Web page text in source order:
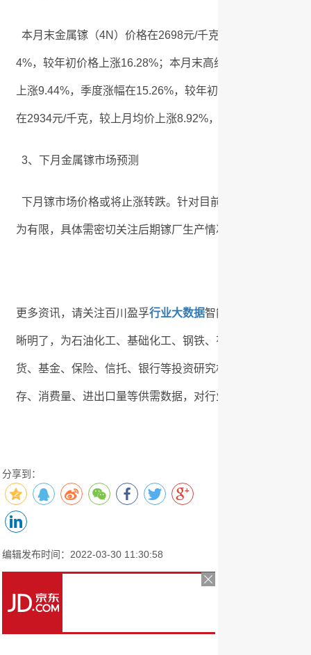
本月末金属镓（4N）价格在2698元/千克，月均价在2634
4%，较年初价格上涨16.28%；本月末高纯镓（6N）价格
上涨9.44%，季度涨幅在15.26%，较年初价格上涨15.29%
在2934元/千克，较上月均价上涨8.92%，季度涨幅在
3、下月金属镓市场预测
下月镓市场价格或将止涨转跌。针对目前镓锭高位，下游
为有限，具体需密切关注后期镓厂生产情况，预计下月日
更多资讯，请关注百川盈孚行业大数据智能分析系统，采用
晰明了，为石油化工、基础化工、钢铁、有色金属、建材
货、基金、保险、信托、银行等投资研究机构提供精准的
存、消费量、进出口量等供需数据，对行业成本、毛利进
分享到：
编辑发布时间：2022-03-30 11:30:58